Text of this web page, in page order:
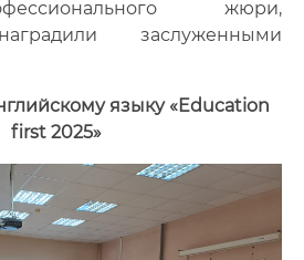
жюри,
заслуженными
языку «Education
first 2025»